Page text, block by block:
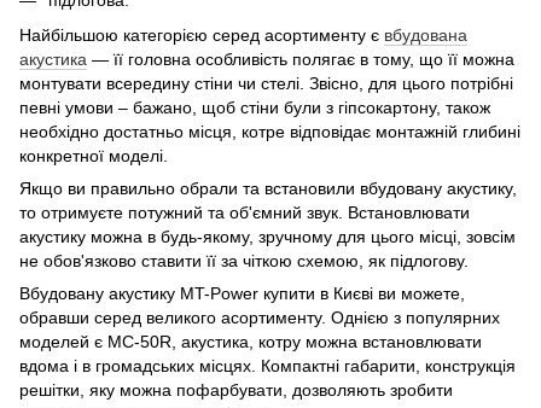
Найбільшою категорією серед асортименту є вбудована
акустика — її головна особливість полягає в тому, що її можна
монтувати всередину стіни чи стелі. Звісно, для цього потрібні
певні умови – бажано, щоб стіни були з гіпсокартону, також
необхідно достатньо місця, котре відповідає монтажній глибині
конкретної моделі.
Якщо ви правильно обрали та встановили вбудовану акустику,
то отримуєте потужний та об'ємний звук. Встановлювати
акустику можна в будь-якому, зручному для цього місці, зовсім
не обов'язково ставити її за чіткою схемою, як підлогову.
Вбудовану акустику MT-Power купити в Києві ви можете,
обравши серед великого асортименту. Однією з популярних
моделей є MC-50R, акустика, котру можна встановлювати
вдома і в громадських місцях. Компактні габарити, конструкція
решітки, яку можна пофарбувати, дозволяють зробити